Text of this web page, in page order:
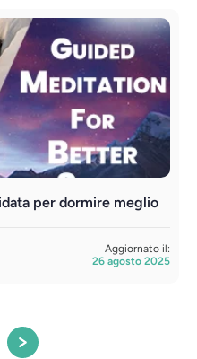
per dormire meglio
Aggiornato il:
26 agosto 2025